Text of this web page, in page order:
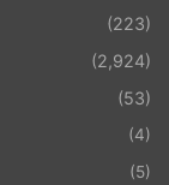
(223)
(2,924)
(53)
(4)
(5)